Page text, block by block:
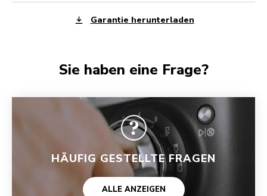
Garantie herunterladen
Sie haben eine Frage?
HÄUFIG GESTELLTE FRAGEN
ALLE ANZEIGEN